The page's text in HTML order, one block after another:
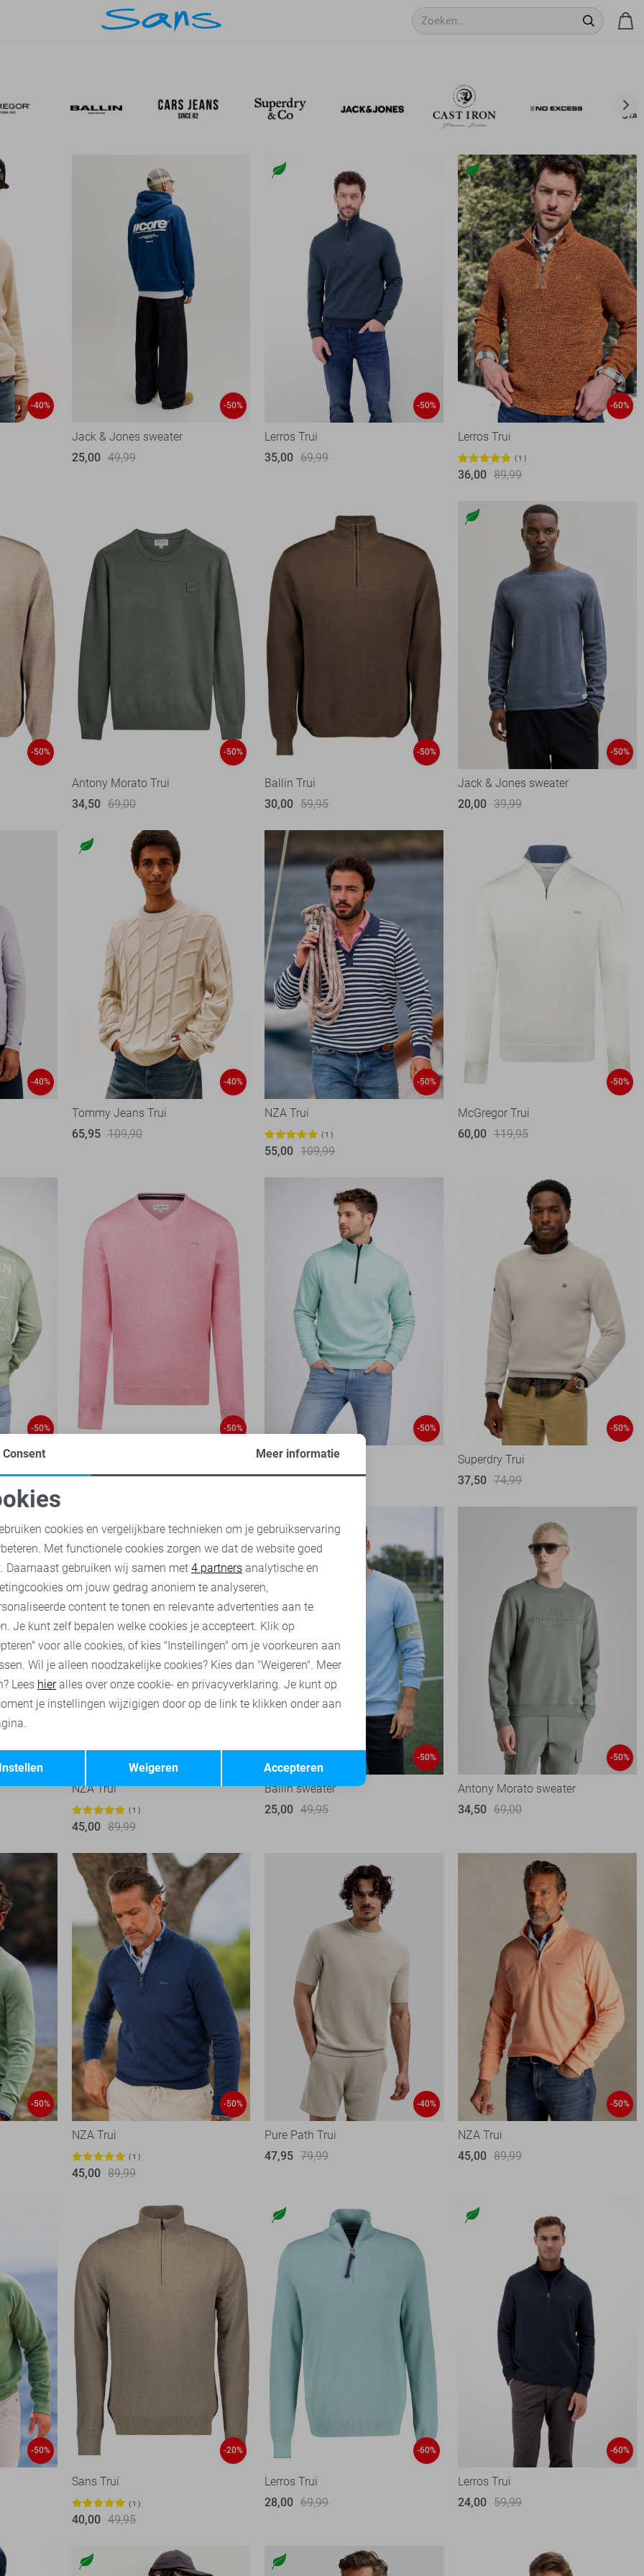
-40% -50%
Jack & Jones sweater
25,00 49,99
-50%
Lerros Trui
35,00 69,99
-60%
Lerros Trui
1
36,00 89,99
-50% -50%
Antony Morato Trui
34,50 69,00
-50%
Ballin Trui
30,00 59,95
-50%
Jack & Jones sweater
20,00 39,99
-40% -40%
Tommy Jeans Trui
65,95 109,90
-50%
NZA Trui
1
55,00 109,99
-50%
McGregor Trui
60,00 119,95
-50% -50%
50,00 99,95
-50%
Ballin sweater
30,00 59,95
-50%
Superdry Trui
37,50 74,99
NZA Trui
1
45,00 89,99
-50%
Ballin sweater
25,00 49,95
-50%
Antony Morato sweater
34,50 69,00
-50% -50%
NZA Trui
1
45,00 89,99
-40%
Pure Path Trui
47,95 79,99
-50%
NZA Trui
45,00 89,99
-50% -20%
Sans Trui
1
40,00 49,95
-60%
Lerros Trui
28,00 69,99
-60%
Lerros Trui
24,00 59,99
cookies
cookies Marketing cookies
Terug Opslaan
Consent Meer informatie
cookies en vergelijkbare technieken om je gebruikservaring
Met functionele cookies zorgen we dat de website goed
Daarnaast gebruiken wij samen met 4 partners analytische en
om jouw gedrag anoniem te analyseren,
content te tonen en relevante advertenties aan te
Je kunt zelf bepalen welke cookies je accepteert. Klik op
voor alle cookies, of kies "Instellingen" om je voorkeuren aan
Wil je alleen noodzakelijke cookies? Kies dan "Weigeren". Meer
Lees hieralles over onze cookie- en privacyverklaring. Je kunt op
je instellingen wijzigigen door op de link te klikken onder aan
Accepteren
Weigeren
Instellen